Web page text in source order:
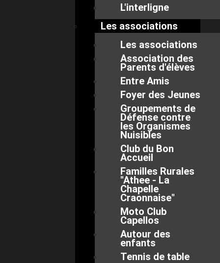
L'interligne
Les associations
Les associations
Association des
Parents d'élèves
Entre Amis
Foyer des Jeunes
Groupements de
Défense contre
les Organismes
Nuisibles
Club du Bon
Accueil
Familles Rurales
"Athee - La
Chapelle
Craonnaise"
Moto Club
Capellos
Autour des
enfants
Tennis de table